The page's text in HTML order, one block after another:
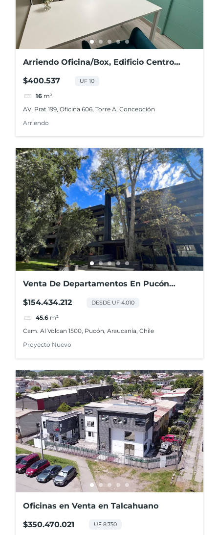
Arriendo Oficina/Box, Edificio Centro
$400.537 UF 10
16 m²
AV. Prat 199, Oficina 606, Torre A, Concepción
Arriendo
Venta De Departamentos En Pucón
$154.434.212 DESDE UF 4.010
45.6 m²
Cam. Al Volcan 1500, Pucón, Araucanía, Chile
Proyecto Nuevo
Oficinas en Venta en Talcahuano
$350.470.021 UF 8.750